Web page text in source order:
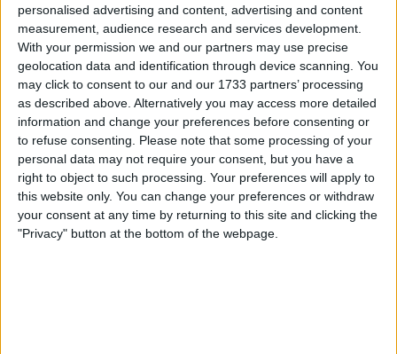
personalised advertising and content, advertising and content
measurement, audience research and services development.
With your permission we and our partners may use precise
geolocation data and identification through device scanning. You
may click to consent to our and our 1733 partners’ processing
as described above. Alternatively you may access more detailed
information and change your preferences before consenting or
to refuse consenting. Please note that some processing of your
personal data may not require your consent, but you have a
right to object to such processing. Your preferences will apply to
this website only. You can change your preferences or withdraw
your consent at any time by returning to this site and clicking the
"Privacy" button at the bottom of the webpage.
Para Iljo Keisse, diretor-geral da equipa, a gravidade
do cenário é evidente e as consequências vão muito
além do Giro. "Penso que é frustrante para ele ter de
abandonar o Giro desta forma. Não sou médico, claro.
Mas após estas quatro semanas de repouso total,